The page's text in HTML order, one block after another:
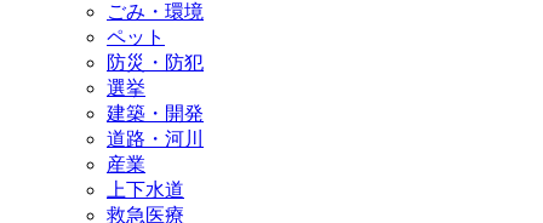
ごみ・環境
ペット
防災・防犯
選挙
建築・開発
道路・河川
産業
上下水道
救急医療